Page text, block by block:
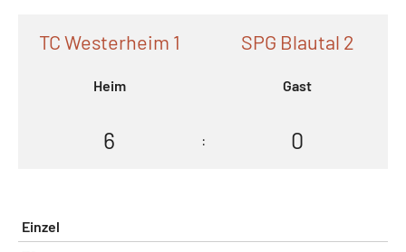
TC Westerheim 1
Heim
SPG Blautal 2
Gast
6 : 0
Einzel